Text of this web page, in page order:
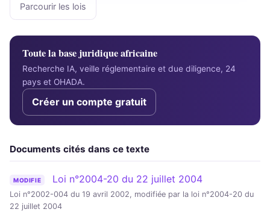
Parcourir les lois
Toute la base juridique africaine
Recherche IA, veille réglementaire et due diligence, 24
pays et OHADA.
Créer un compte gratuit
Documents cités dans ce texte
MODIFIE Loi n°2004-20 du 22 juillet 2004
Loi n°2002-004 du 19 avril 2002, modifiée par la loi n°2004-20 du
22 juillet 2004